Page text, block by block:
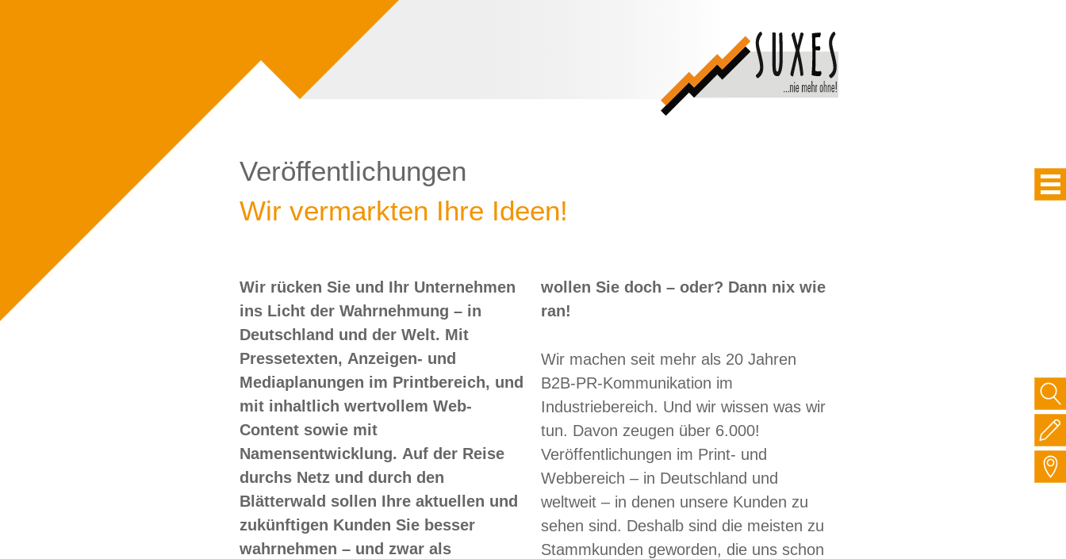
Veröffentlichungen
Wir vermarkten Ihre Ideen!
Wir rücken Sie und Ihr Unternehmen
ins Licht der Wahrnehmung – in
Deutschland und der Welt. Mit
Pressetexten, Anzeigen- und
Mediaplanungen im Printbereich, und
mit inhaltlich wertvollem Web-
Content sowie mit
Namensentwicklung. Auf der Reise
durchs Netz und durch den
Blätterwald sollen Ihre aktuellen und
zukünftigen Kunden Sie besser
wahrnehmen – und zwar als
wollen Sie doch – oder? Dann nix wie
ran!
Wir machen seit mehr als 20 Jahren
B2B-PR-Kommunikation im
Industriebereich. Und wir wissen was wir
tun. Davon zeugen über 6.000!
Veröffentlichungen im Print- und
Webbereich – in Deutschland und
weltweit – in denen unsere Kunden zu
sehen sind. Deshalb sind die meisten zu
Stammkunden geworden, die uns schon